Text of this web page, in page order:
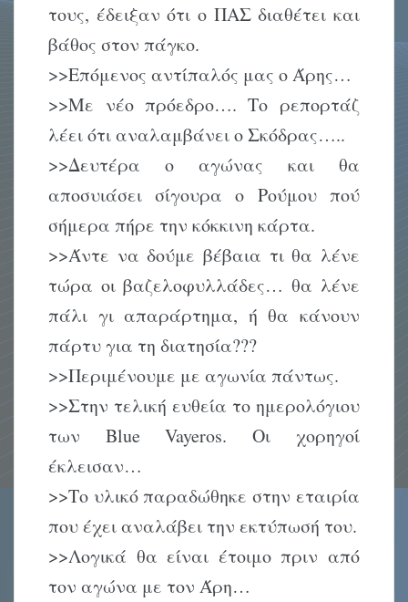
τους, έδειξαν ότι ο ΠΑΣ διαθέτει και
βάθος στον πάγκο.
>>Επόμενος αντίπαλός μας ο Άρης…
>>Με νέο πρόεδρο…. Το ρεπορτάζ
λέει ότι αναλαμβάνει ο Σκόδρας…..
>>Δευτέρα ο αγώνας και θα
αποσυιάσει σίγουρα ο Ρούμου πού
σήμερα πήρε την κόκκινη κάρτα.
>>Άντε να δούμε βέβαια τι θα λένε
τώρα οι βαζελοφυλλάδες… θα λένε
πάλι γι απαράρτημα, ή θα κάνουν
πάρτυ για τη διατησία???
>>Περιμένουμε με αγωνία πάντως.
>>Στην τελική ευθεία το ημερολόγιου
των Blue Vayeros. Οι χορηγοί
έκλεισαν…
>>Το υλικό παραδώθηκε στην εταιρία
που έχει αναλάβει την εκτύπωσή του.
>>Λογικά θα είναι έτοιμο πριν από
τον αγώνα με τον Άρη…